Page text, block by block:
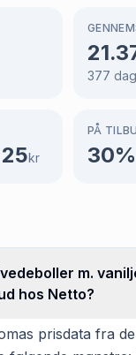
377
kr
PÅ
30
m.
hos Netto?
prisdata fra